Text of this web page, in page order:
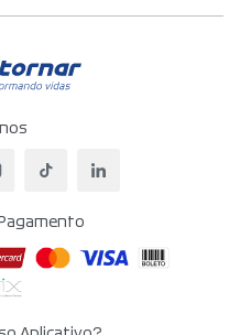
Retornar -
Retornar
da Retornar
YouTube da Retornar
TikTok da Retornar